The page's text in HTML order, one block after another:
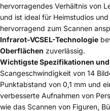
hervorragendes Verhältnis von
und ist ideal für Heimstudios
hervorragend zum Scannen
Infrarot-VCSEL-Technologie
Oberflächen zuverlässig.
Wichtigste Spezifikationen
Scangeschwindigkeit von 14
Punktabstand von 0,1 mm und
verbesserte Aufnahmen von
wie das Scannen von Figuren,